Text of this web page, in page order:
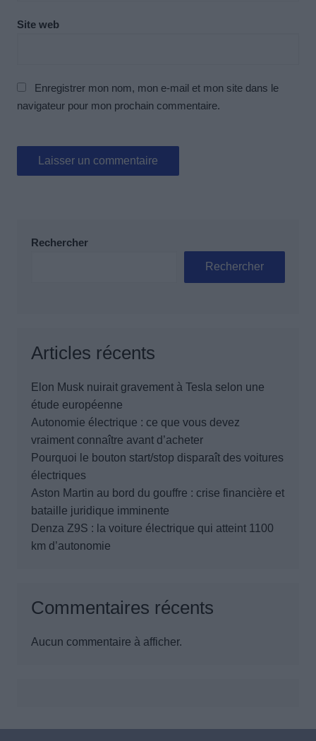
Site web
Enregistrer mon nom, mon e-mail et mon site dans le
navigateur pour mon prochain commentaire.
Rechercher
Rechercher
Articles récents
Elon Musk nuirait gravement à Tesla selon une
étude européenne
Autonomie électrique : ce que vous devez
vraiment connaître avant d’acheter
Pourquoi le bouton start/stop disparaît des voitures
électriques
Aston Martin au bord du gouffre : crise financière et
bataille juridique imminente
Denza Z9S : la voiture électrique qui atteint 1100
km d’autonomie
Commentaires récents
Aucun commentaire à afficher.